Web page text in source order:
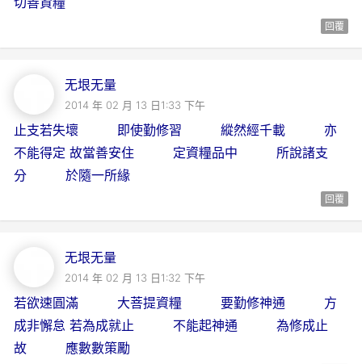
回覆
无垠无量
2014 年 02 月 13 日1:33 下午
止支若失壞 即使勤修習 縱然經千載 亦
不能得定 故當善安住 定資糧品中 所說諸支
分 於隨一所緣
回覆
无垠无量
2014 年 02 月 13 日1:32 下午
若欲速圓滿 大菩提資糧 要勤修神通 方
成非懈怠 若為成就止 不能起神通 為修成止
故 應數數策勵